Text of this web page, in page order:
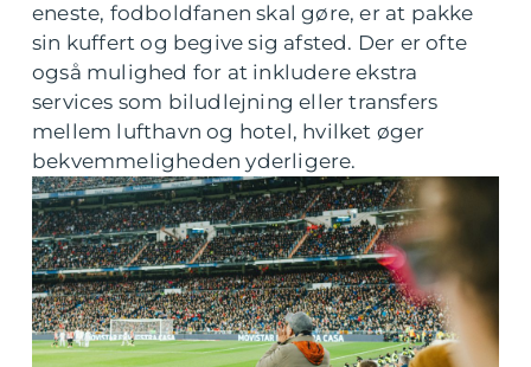
eneste, fodboldfanen skal gøre, er at pakke
sin kuffert og begive sig afsted. Der er ofte
også mulighed for at inkludere ekstra
services som biludlejning eller transfers
mellem lufthavn og hotel, hvilket øger
bekvemmeligheden yderligere.